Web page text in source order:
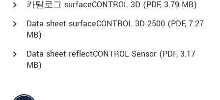
카탈로그 surfaceCONTROL 3D (PDF, 3.79 MB)
Data sheet surfaceCONTROL 3D 2500 (PDF, 7.27
MB)
Data sheet reflectCONTROL Sensor (PDF, 3.17
MB)